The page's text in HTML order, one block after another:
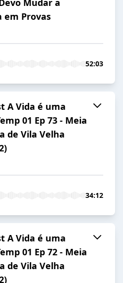
Mudar a
em Provas
52:03
A Vida é uma
01 Ep 73 - Meia
de Vila Velha
34:12
A Vida é uma
01 Ep 72 - Meia
de Vila Velha